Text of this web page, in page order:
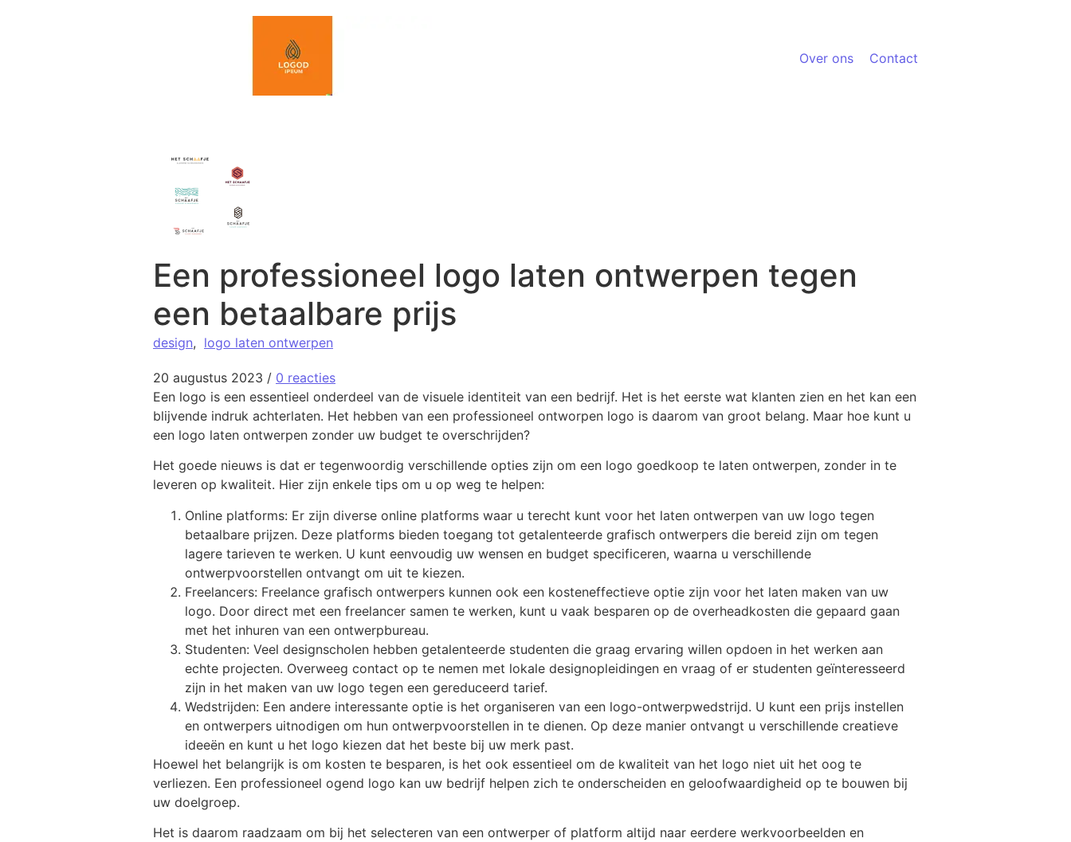
Over ons Contact
Een professioneel logo laten ontwerpen tegen
een betaalbare prijs
design, logo laten ontwerpen
20 augustus 2023 / 0 reacties
Een logo is een essentieel onderdeel van de visuele identiteit van een bedrijf. Het is het eerste wat klanten zien en het kan een
blijvende indruk achterlaten. Het hebben van een professioneel ontworpen logo is daarom van groot belang. Maar hoe kunt u
een logo laten ontwerpen zonder uw budget te overschrijden?
Het goede nieuws is dat er tegenwoordig verschillende opties zijn om een logo goedkoop te laten ontwerpen, zonder in te
leveren op kwaliteit. Hier zijn enkele tips om u op weg te helpen:
Online platforms: Er zijn diverse online platforms waar u terecht kunt voor het laten ontwerpen van uw logo tegen
betaalbare prijzen. Deze platforms bieden toegang tot getalenteerde grafisch ontwerpers die bereid zijn om tegen
lagere tarieven te werken. U kunt eenvoudig uw wensen en budget specificeren, waarna u verschillende
ontwerpvoorstellen ontvangt om uit te kiezen.
Freelancers: Freelance grafisch ontwerpers kunnen ook een kosteneffectieve optie zijn voor het laten maken van uw
logo. Door direct met een freelancer samen te werken, kunt u vaak besparen op de overheadkosten die gepaard gaan
met het inhuren van een ontwerpbureau.
Studenten: Veel designscholen hebben getalenteerde studenten die graag ervaring willen opdoen in het werken aan
echte projecten. Overweeg contact op te nemen met lokale designopleidingen en vraag of er studenten geïnteresseerd
zijn in het maken van uw logo tegen een gereduceerd tarief.
Wedstrijden: Een andere interessante optie is het organiseren van een logo-ontwerpwedstrijd. U kunt een prijs instellen
en ontwerpers uitnodigen om hun ontwerpvoorstellen in te dienen. Op deze manier ontvangt u verschillende creatieve
ideeën en kunt u het logo kiezen dat het beste bij uw merk past.
Hoewel het belangrijk is om kosten te besparen, is het ook essentieel om de kwaliteit van het logo niet uit het oog te
verliezen. Een professioneel ogend logo kan uw bedrijf helpen zich te onderscheiden en geloofwaardigheid op te bouwen bij
uw doelgroep.
Het is daarom raadzaam om bij het selecteren van een ontwerper of platform altijd naar eerdere werkvoorbeelden en